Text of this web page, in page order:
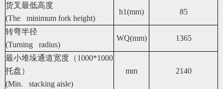
货叉最低高度
(The minimum fork height)
h1(mm) 85
转弯半径
(Turning radius)
WQ(mm) 1365
最小堆垛通道宽度（1000*1000
托盘）
(Min. stacking aisle)
mm 2140